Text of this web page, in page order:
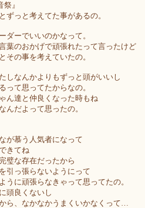
』
ずっと考えてた事があるの。
ダーでいいのかなって。
葉のおかげで頑張れたって言ったけど
その事を考えていたの。
しなんかよりもずっと頭がいいし
って思ってたからなの。
ん達と仲良くなった時もね
んだよって思ったの。
が慕う人気者になって
きてね
璧な存在だったから
引っ張らないようにって
うに頑張らなきゃって思ってたの。
頭良くないし
ら、なかなかうまくいかなくって…